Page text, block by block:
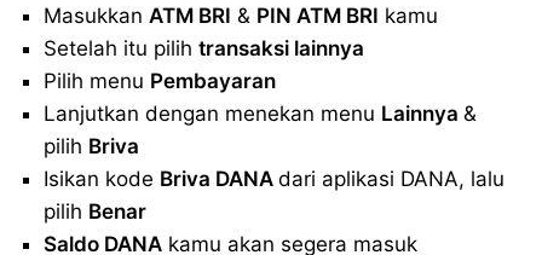
Masukkan ATM BRI & PIN ATM BRI kamu
Setelah itu pilih transaksi lainnya
Pilih menu Pembayaran
Lanjutkan dengan menekan menu Lainnya &
pilih Briva
Isikan kode Briva DANA dari aplikasi DANA, lalu
pilih Benar
Saldo DANAkamu akan segera masuk